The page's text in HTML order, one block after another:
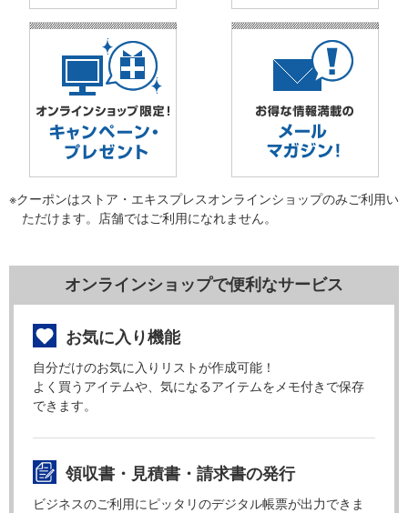
※クーポンはストア・エキスプレスオンラインショップのみご利用い
ただけます。店舗ではご利用になれません。
オンラインショップで便利なサービス
お気に入り機能
自分だけのお気に入りリストが作成可能！
よく買うアイテムや、気になるアイテムをメモ付きで保存
できます。
領収書・見積書・請求書の発行
ビジネスのご利用にピッタリのデジタル帳票が出力できま